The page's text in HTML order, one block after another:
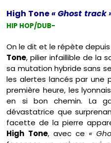
High Tone« Ghost track
HIP HOP/DUB-
On le dit et le répète
Tone, pilier infaillible de la
sa mutation hybride sans
les alertes lancés par une
première heure, les
en si bon chemin. La
dévastatrice que
facette de la pierre
High Tone, avec ce «